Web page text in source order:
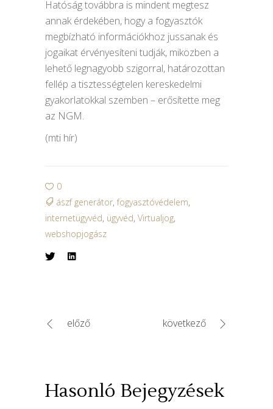
Hatóság továbbra is mindent megtesz
annak érdekében, hogy a fogyasztók
megbízható információkhoz jussanak és
jogaikat érvényesíteni tudják, miközben a
lehető legnagyobb szigorral, határozottan
fellép a tisztességtelen kereskedelmi
gyakorlatokkal szemben – erősítette meg
az NGM.
(mti hír)
0
ászf generátor, fogyasztóvédelem,
internetügyvéd, ügyvéd, Virtualjog,
webshopjogász
előző következő
Hasonló Bejegyzések